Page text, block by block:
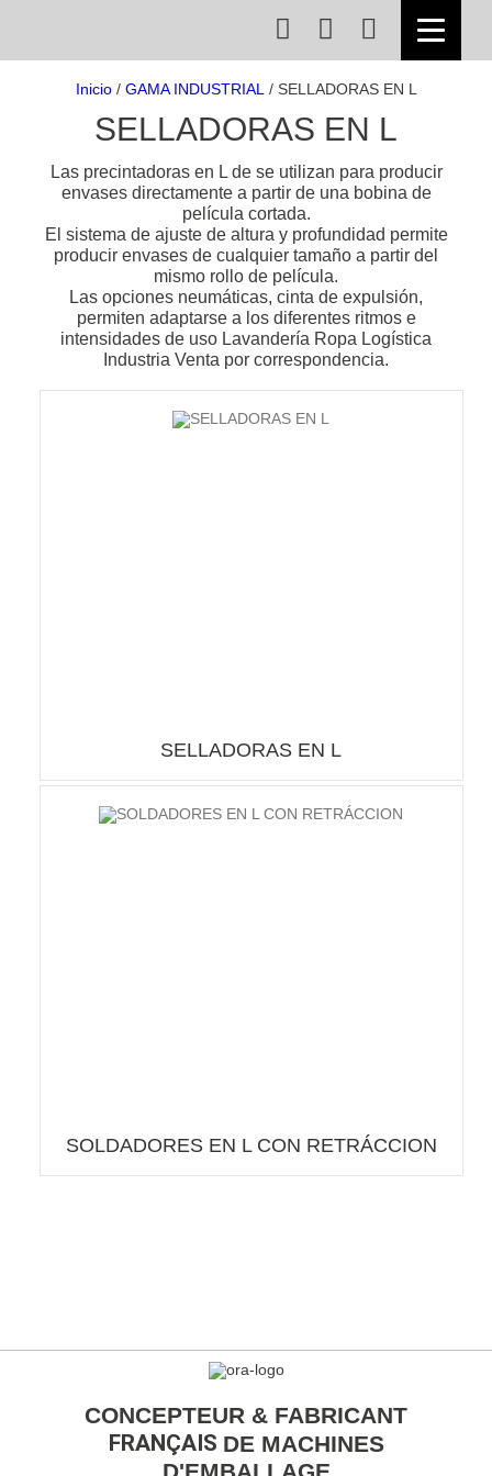
Inicio/ GAMA INDUSTRIAL / SELLADORAS EN L
SELLADORAS EN L
Las precintadoras en L de se utilizan para producir
envases directamente a partir de una bobina de
película cortada.
El sistema de ajuste de altura y profundidad permite
producir envases de cualquier tamaño a partir del
mismo rollo de película.
Las opciones neumáticas, cinta de expulsión,
permiten adaptarse a los diferentes ritmos e
intensidades de uso Lavandería Ropa Logística
Industria Venta por correspondencia.
SELLADORAS EN L
SOLDADORES EN L CON RETRÁCCION
CONCEPTEUR & FABRICANT
FRANÇAIS DE MACHINES